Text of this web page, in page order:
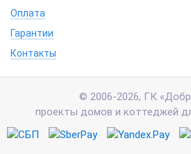
Оплата
Гарантии
Контакты
© 2006-2026, ГК
проекты домов и коттеджей